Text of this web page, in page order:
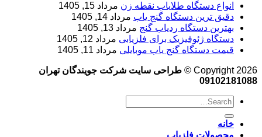
انواع دستگاه طلایاب نقطه زن مرداد 15, 1405
دقیق ترین دستگاه گنج یاب مرداد 14, 1405
بهترین دستگاه ردیاب گنج مرداد 13, 1405
دستگاه ژئوفیزیک برای فلزیابی مرداد 12, 1405
قیمت دستگاه گنج یاب موبایلی مرداد 11, 1405
Copyright 2026 ©
طراحی سایت شرکت جویندگان تهران
09102181088
خانه
محصولات فلزیاب